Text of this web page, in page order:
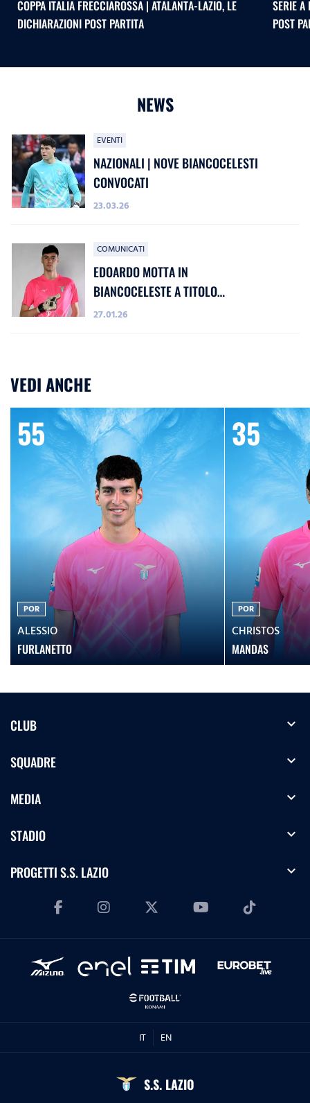
COPPA ITALIA FRECCIAROSSA | ATALANTA-LAZIO, LE
DICHIARAZIONI POST PARTITA
SERIE A
POST
NEWS
EVENTI
NAZIONALI | NOVE BIANCOCELESTI
CONVOCATI
23.03.26
COMUNICATI
EDOARDO MOTTA IN
BIANCOCELESTE A TITOLO
DEFINITIVO
27.01.26
VEDI ANCHE
55
POR
ALESSIO
FURLANETTO
35
POR
CHRISTOS
MANDAS
CLUB expand_more
SQUADRE expand_more
MEDIA expand_more
STADIO expand_more
PROGETTI S.S. LAZIO expand_more
IT EN
S.S. LAZIO